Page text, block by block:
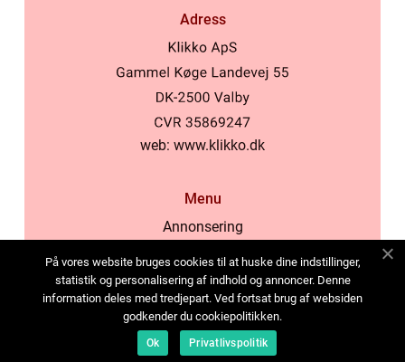
Adress
web: www.klikko.dk
Menu
Annonsering
Cookies
Kontakta oss
Sitemap
På vores website bruges cookies til at huske dine indstillinger,
statistik og personalisering af indhold og annoncer. Denne
information deles med tredjepart. Ved fortsat brug af websiden
godkender du cookiepolitikken.
Ok Privatlivspolitik